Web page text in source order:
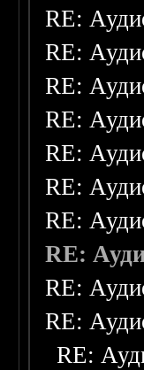
RE:
RE:
RE:
RE:
RE:
RE:
RE:
RE:
RE:
RE:
RE: